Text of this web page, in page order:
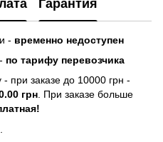
Гарантия
- временно недоступен
по тарифу перевозчика
при заказе до 10000 грн -
грн. При заказе больше